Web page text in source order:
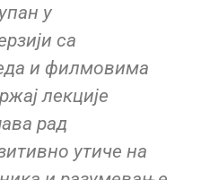
у
са
и филмовима
лекције
рад
утиче на